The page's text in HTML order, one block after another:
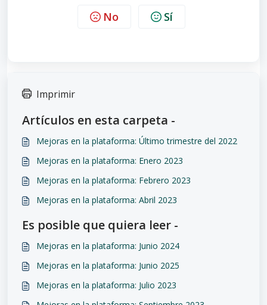
No Sí
Imprimir
Artículos en esta carpeta -
Mejoras en la plataforma: Último trimestre del 2022
Mejoras en la plataforma: Enero 2023
Mejoras en la plataforma: Febrero 2023
Mejoras en la plataforma: Abril 2023
Es posible que quiera leer -
Mejoras en la plataforma: Junio 2024
Mejoras en la plataforma: Junio 2025
Mejoras en la plataforma: Julio 2023